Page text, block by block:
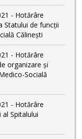
- Hotărâre
Statului de funcţii
Călinești
- Hotărâre
organizare și
Socială
- Hotărâre
Spitalului